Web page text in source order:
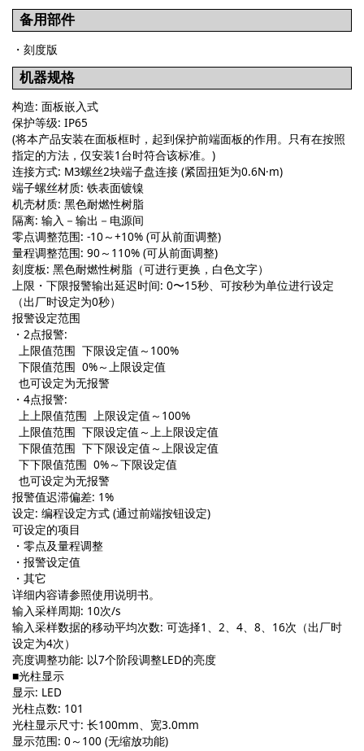
备用部件
・刻度版
机器规格
构造: 面板嵌入式
保护等级: IP65
(将本产品安装在面板框时，起到保护前端面板的作用。只有在按照
指定的方法，仅安装1台时符合该标准。)
连接方式: M3螺丝2块端子盘连接 (紧固扭矩为0.6N·m)
端子螺丝材质: 铁表面镀镍
机壳材质: 黑色耐燃性树脂
隔离: 输入－输出－电源间
零点调整范围: -10～+10% (可从前面调整)
量程调整范围: 90～110% (可从前面调整)
刻度板: 黑色耐燃性树脂（可进行更换，白色文字）
上限・下限报警输出延迟时间: 0〜15秒、可按秒为单位进行设定
（出厂时设定为0秒）
报警设定范围
・2点报警:
上限值范围 下限设定值～100%
下限值范围 0%～上限设定值
也可设定为无报警
・4点报警:
上上限值范围 上限设定值～100%
上限值范围 下限设定值～上上限设定值
下限值范围 下下限设定值～上限设定值
下下限值范围 0%～下限设定值
也可设定为无报警
报警值迟滞偏差: 1%
设定: 编程设定方式 (通过前端按钮设定)
可设定的项目
・零点及量程调整
・报警设定值
・其它
详细内容请参照使用说明书。
输入采样周期: 10次/s
输入采样数据的移动平均次数: 可选择1、2、4、8、16次（出厂时
设定为4次）
亮度调整功能: 以7个阶段调整LED的亮度
■光柱显示
显示: LED
光柱点数: 101
光柱显示尺寸: 长100mm、宽3.0mm
显示范围: 0～100 (无缩放功能)